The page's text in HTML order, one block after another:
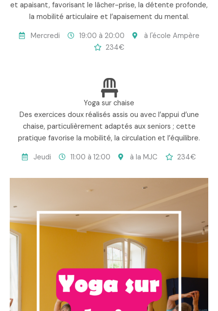
et apaisant, favorisant le lâcher-prise, la détente profonde,
la mobilité articulaire et l’apaisement du mental.
Mercredi 19:00 à 20:00
à l'école Ampère
234€
Yoga sur chaise
Des exercices doux réalisés assis ou avec l’appui d’une
chaise, particulièrement adaptés aux seniors ; cette
pratique favorise la mobilité, la circulation et l’équilibre.
Jeudi 11:00 à 12:00 à la MJC 234€